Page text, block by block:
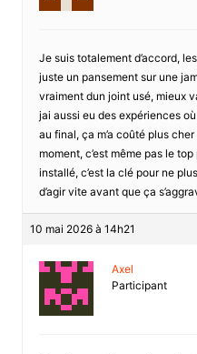
Je suis totalement d’accord,
juste un pansement sur une
vraiment dun joint usé, mieux
jai aussi eu des expériences
au final, ça m’a coûté plus
moment, c’est même pas le
installé, c’est la clé pour ne
d’agir vite avant que ça
10 mai 2026 à 14h21
Axel
Participant